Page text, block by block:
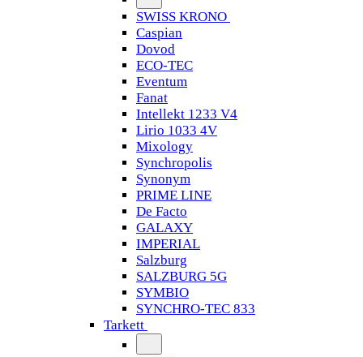
SWISS KRONO
Caspian
Dovod
ECO-TEC
Eventum
Fanat
Intellekt 1233 V4
Lirio 1033 4V
Mixology
Synchropolis
Synonym
PRIME LINE
De Facto
GALAXY
IMPERIAL
Salzburg
SALZBURG 5G
SYMBIO
SYNCHRO-TEC 833
Tarkett